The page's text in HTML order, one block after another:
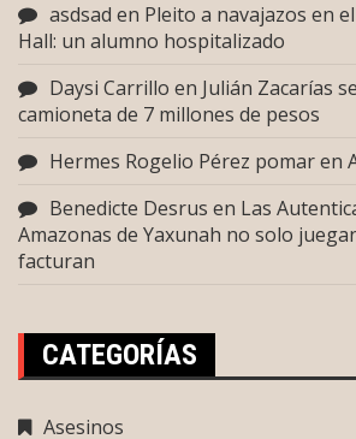
asdsad en Pleito a navajazos en
Hall: un alumno hospitalizado
Daysi Carrillo en Julián Zacarías
camioneta de 7 millones de pesos
Hermes Rogelio Pérez pomaren
Benedicte Desrus en Las
Amazonas de Yaxunah no solo
facturan
CATEGORÍAS
Asesinos